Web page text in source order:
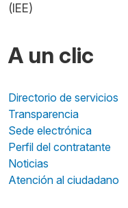
(IEE)
A un clic
Directorio de servicios
Transparencia
Sede electrónica
Perfil del contratante
Noticias
Atención al ciudadano